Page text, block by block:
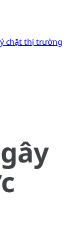
chặt thị trường